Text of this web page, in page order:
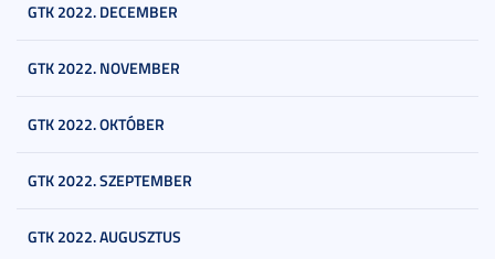
GTK 2022. DECEMBER
GTK 2022. NOVEMBER
GTK 2022. OKTÓBER
GTK 2022. SZEPTEMBER
GTK 2022. AUGUSZTUS